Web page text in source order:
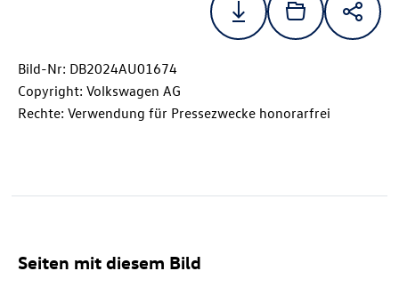
Bild-Nr: DB2024AU01674
Copyright: Volkswagen AG
Rechte: Verwendung für Pressezwecke honorarfrei
Seiten mit diesem Bild